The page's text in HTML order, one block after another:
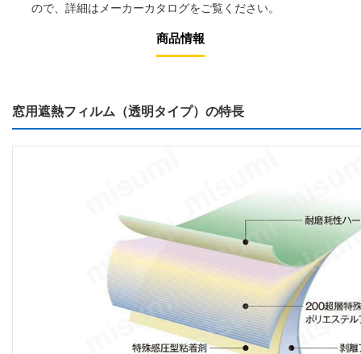
ので、詳細は メーカーカタログをご覧ください。
商品情報
窓用遮熱フィルム（透明タイプ）の特長